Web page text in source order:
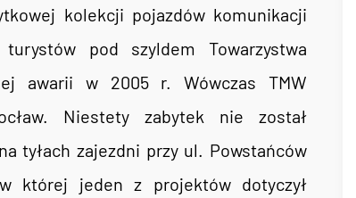
kolekcji pojazdów komunikacji
pod szyldem Towarzystwa
awarii w 2005 r. Wówczas TMW
Niestety zabytek nie został
na tyłach zajezdni przy ul. Powstańców
której jeden z projektów dotyczył